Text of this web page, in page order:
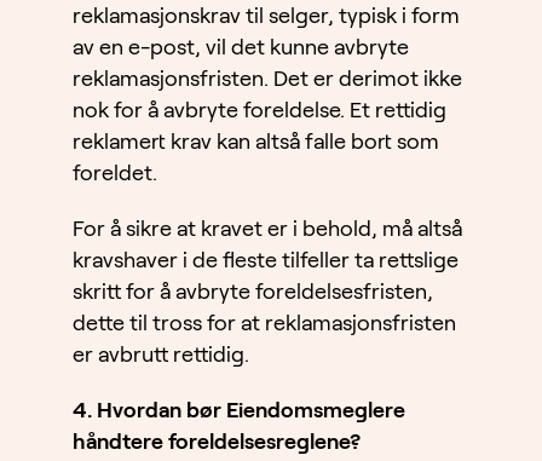
reklamasjonskrav til selger, typisk i form
av en e-post, vil det kunne avbryte
reklamasjonsfristen. Det er derimot ikke
nok for å avbryte foreldelse. Et rettidig
reklamert krav kan altså falle bort som
foreldet.
For å sikre at kravet er i behold, må altså
kravshaver i de fleste tilfeller ta rettslige
skritt for å avbryte foreldelsesfristen,
dette til tross for at reklamasjonsfristen
er avbrutt rettidig.
4. Hvordan bør Eiendomsmeglere
håndtere foreldelsesreglene?